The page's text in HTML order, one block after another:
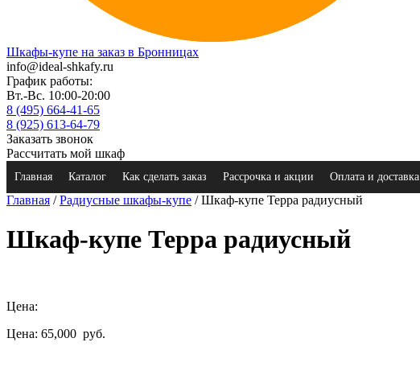
Шкафы-купе на заказ в Бронницах
info@ideal-shkafy.ru
График работы:
Вт.-Вс. 10:00-20:00
8 (495) 664-41-65
8 (925) 613-64-79
Заказать звонок
Рассчитать мой шкаф
Главная Каталог Как сделать заказ Рассрочка и акции Оплата и доставка
Главная /Радиусные шкафы-купе / Шкаф-купе Терра радиусный
Шкаф-купе Терра радиусный
Цена:
Цена: 65,000 руб.